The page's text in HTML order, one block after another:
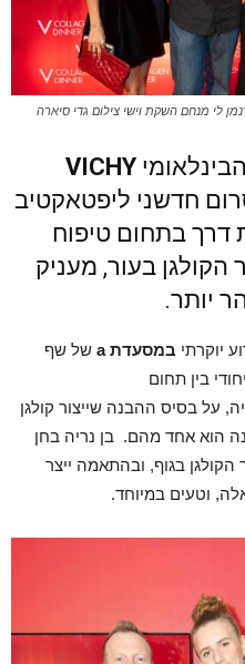
לי מנחם השקת וישי צילום גדי סיארה
VICHY
חדשני ליפטאקטיב
דרך בתחום טיפוח
הקולגן בעור, מעניק
יותר.
יוקרתי במסעדתa של שף
בין תחום
על בסיס ההבנה שייצור קולגן
הוא אחד מהם. בן נריה בחן
הקולגן בגוף, ובהתאמה ייצר
וטעים במיוחד.